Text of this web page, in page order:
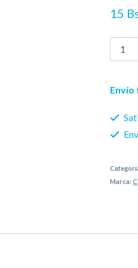
15
parche
cubo
Marca: